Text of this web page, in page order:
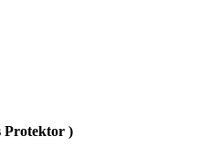
Protektor )